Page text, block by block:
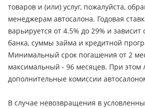
товаров и (или) услуг, пожалуйста,
менеджерам автосалона. Годовая
варьируется от 4.5% до 29% и зависит
банка, суммы займа и кредитной
Минимальный срок погашения от 2
максимальный - 96 месяцев. При этом
дополнительные комиссии
В случае невозвращения в